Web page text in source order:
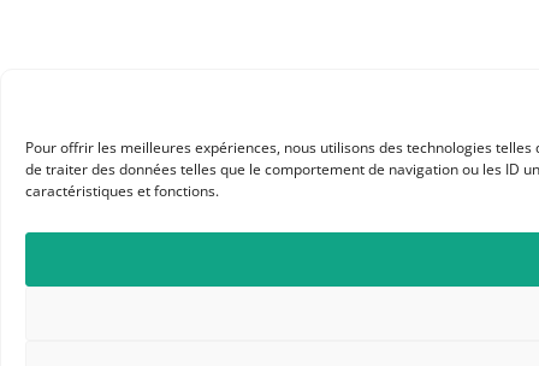
Pour offrir les meilleures expériences, nous utilisons des technologies
de traiter des données telles que le comportement de navigation ou les ID
caractéristiques et fonctions.